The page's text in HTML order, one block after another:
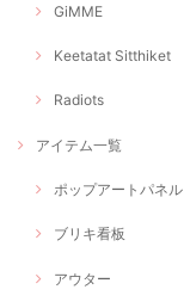
GiMME
Keetatat Sitthiket
Radiots
アイテム一覧
ポップアートパネル
ブリキ看板
アウター